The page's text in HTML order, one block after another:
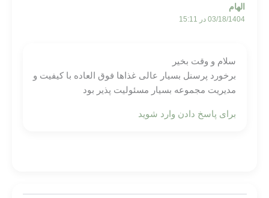
الهام
03/18/1404 در 15:11
سلام و وقت بخیر
برخورد پرسنل بسیار عالی غذاها فوق العاده با کیفیت و
مدیریت مجموعه بسیار مسئولیت پذیر بود
برای پاسخ دادن وارد شوید